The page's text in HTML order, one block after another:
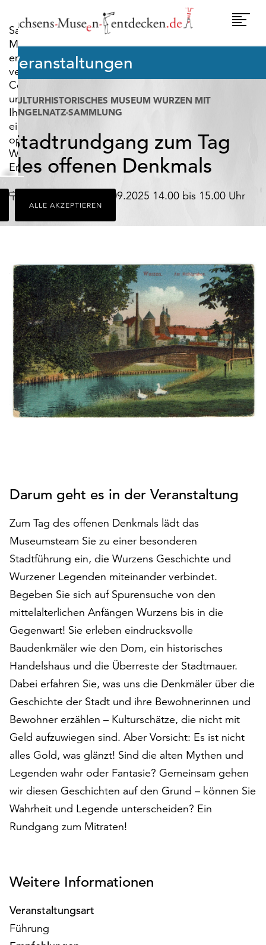
Sachsens-
Museen-
entdecken.de
verwendet
Cookies,
um
Ihnen
ein
optimales
Webseiten-
Erlebnis
zu
bieten.
Dazu
zählen
für
den
Betrieb
der
Seite
notwendig
sind
(funktionale
Cookies),
sowie
solche,
die
werden.
Klicken
auf
„Alle
akzeptieren“,
alle
Cookies
zu
akzeptieren.
Sie
können
Ihr
Einverständnis
jederzeit
ändern
und
widerrufen.
steht
Ihnen
am
Ende
der
Schaltfläche
„Cookie-
zur
Verfügung.
ALLE AKZEPTIEREN
Veranstaltungen
KULTURHISTORISCHES MUSEUM WURZEN MIT
RINGELNATZ-SAMMLUNG
Stadtrundgang zum Tag
des offenen Denkmals
14.09.2025 14.00 bis 15.00 Uhr
Darum geht es in der Veranstaltung
Zum Tag des offenen Denkmals lädt das
Museumsteam Sie zu einer besonderen
Stadtführung ein, die Wurzens Geschichte und
Wurzener Legenden miteinander verbindet.
Begeben Sie sich auf Spurensuche von den
mittelalterlichen Anfängen Wurzens bis in die
Gegenwart! Sie erleben eindrucksvolle
Baudenkmäler wie den Dom, ein historisches
Handelshaus und die Überreste der Stadtmauer.
Dabei erfahren Sie, was uns die Denkmäler über die
Geschichte der Stadt und ihre Bewohnerinnen und
Bewohner erzählen – Kulturschätze, die nicht mit
Geld aufzuwiegen sind. Aber Vorsicht: Es ist nicht
alles Gold, was glänzt! Sind die alten Mythen und
Legenden wahr oder Fantasie? Gemeinsam gehen
wir diesen Geschichten auf den Grund – können Sie
Wahrheit und Legende unterscheiden? Ein
Rundgang zum Mitraten!
Weitere Informationen
Veranstaltungsart
Führung